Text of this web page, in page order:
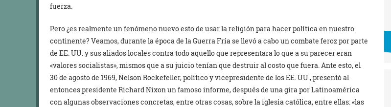
fuerza.
Pero ¿es realmente un fenómeno nuevo esto de usar la religión para hacer política en nuestro
continente? Veamos, durante la época de la Guerra Fría se llevó a cabo un combate feroz por parte
de EE. UU. y sus aliados locales contra todo aquello que representara lo que a su parecer eran
«valores socialistas», mismos que a su juicio tenían que destruir al costo que fuera. Ante esto, el
30 de agosto de 1969, Nelson Rockefeller, político y vicepresidente de los EE. UU., presentó al
entonces presidente Richard Nixon un famoso informe, después de una gira por Latinoamérica
con algunas observaciones concretas, entre otras cosas, sobre la iglesia católica, entre ellas: «las